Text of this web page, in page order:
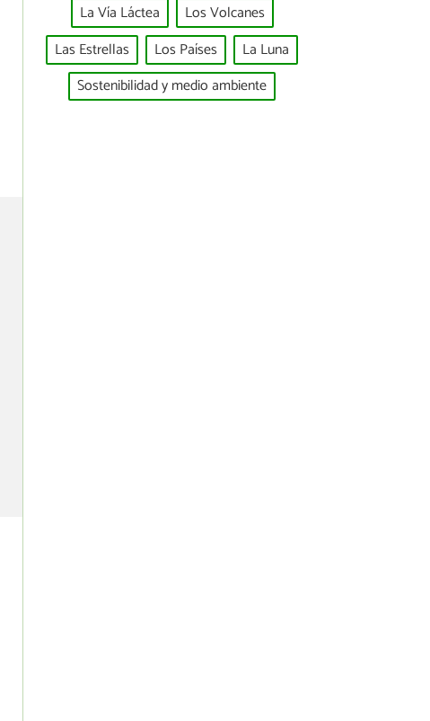
La Vía Láctea
Los Volcanes
Las Estrellas
Los Países
La Luna
Sostenibilidad y medio ambiente